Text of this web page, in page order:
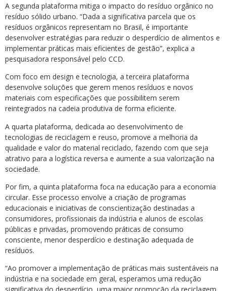
A segunda plataforma mitiga o impacto do resíduo orgânico no
resíduo sólido urbano. “Dada a significativa parcela que os
resíduos orgânicos representam no Brasil, é importante
desenvolver estratégias para reduzir o desperdício de alimentos e
implementar práticas mais eficientes de gestão”, explica a
pesquisadora responsável pelo CCD.
Com foco em design e tecnologia, a terceira plataforma
desenvolve soluções que gerem menos resíduos e novos
materiais com especificações que possibilitem serem
reintegrados na cadeia produtiva de forma eficiente.
A quarta plataforma, dedicada ao desenvolvimento de
tecnologias de reciclagem e reuso, promove a melhoria da
qualidade e valor do material reciclado, fazendo com que seja
atrativo para a logística reversa e aumente a sua valorização na
sociedade.
Por fim, a quinta plataforma foca na educação para a economia
circular. Esse processo envolve a criação de programas
educacionais e iniciativas de conscientização destinadas a
consumidores, profissionais da indústria e alunos de escolas
públicas e privadas, promovendo práticas de consumo
consciente, menor desperdício e destinação adequada de
resíduos.
“Ao promover a implementação de práticas mais sustentáveis na
indústria e na sociedade em geral, esperamos uma redução